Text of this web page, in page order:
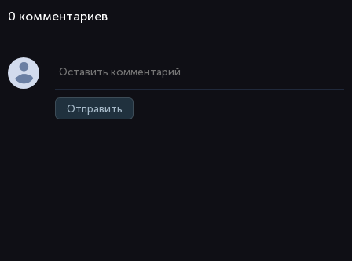
0 комментaриев
Отправить